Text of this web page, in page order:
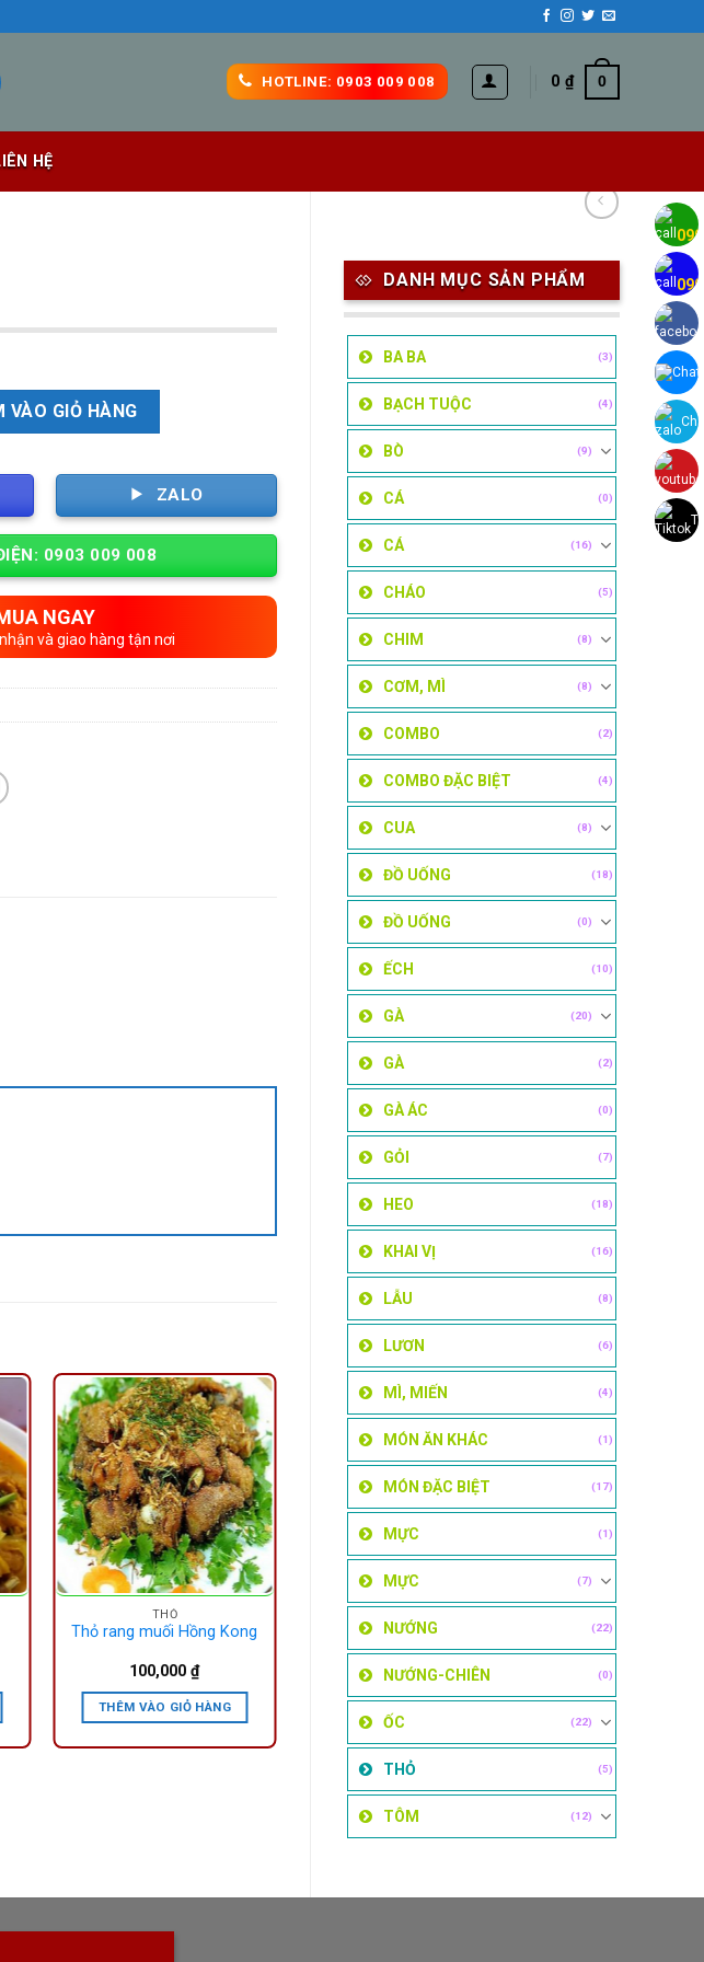
HOTLINE: 0903 009 008 0₫ 0
HỆ
DANH MỤC SẢN PHẨM
BA BA (3)
BẠCH TUỘC (4)
BÒ (9)
CÁ (0)
CÁ (16)
CHÁO (5)
CHIM (8)
CƠM, MÌ (8)
COMBO (2)
COMBO ĐẶC BIỆT (4)
CUA (8)
ĐỒ UỐNG (18)
ĐỒ UỐNG (0)
ẾCH (10)
GÀ (20)
GÀ (2)
GÀ ÁC (0)
GỎI (7)
HEO (18)
KHAI VỊ (16)
LẪU (8)
LƯƠN (6)
MÌ, MIẾN (4)
MÓN ĂN KHÁC (1)
MÓN ĐẶC BIỆT (17)
MỰC (1)
MỰC (7)
NƯỚNG (22)
NƯỚNG-CHIÊN (0)
ỐC (22)
THỎ (5)
TÔM (12)
VÀO GIỎ HÀNG
ZALO
0903 009 008
NGAY
và giao hàng tận nơi
THỎ
Thỏ rang muối Hồng Kong
100,000₫
THÊM VÀO GIỎ HÀNG
Chat